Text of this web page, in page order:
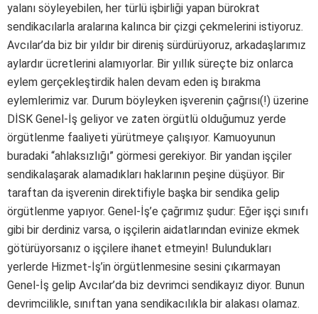
yalanı söyleyebilen, her türlü işbirliği yapan bürokrat
sendikacılarla aralarına kalınca bir çizgi çekmelerini istiyoruz.
Avcılar’da biz bir yıldır bir direniş sürdürüyoruz, arkadaşlarımız
aylardır ücretlerini alamıyorlar. Bir yıllık süreçte biz onlarca
eylem gerçekleştirdik halen devam eden iş bırakma
eylemlerimiz var. Durum böyleyken işverenin çağrısı(!) üzerine
DİSK Genel-İş geliyor ve zaten örgütlü olduğumuz yerde
örgütlenme faaliyeti yürütmeye çalışıyor. Kamuoyunun
buradaki “ahlaksızlığı” görmesi gerekiyor. Bir yandan işçiler
sendikalaşarak alamadıkları haklarının peşine düşüyor. Bir
taraftan da işverenin direktifiyle başka bir sendika gelip
örgütlenme yapıyor. Genel-İş’e çağrımız şudur: Eğer işçi sınıfı
gibi bir derdiniz varsa, o işçilerin aidatlarından evinize ekmek
götürüyorsanız o işçilere ihanet etmeyin! Bulundukları
yerlerde Hizmet-İş’in örgütlenmesine sesini çıkarmayan
Genel-İş gelip Avcılar’da biz devrimci sendikayız diyor. Bunun
devrimcilikle, sınıftan yana sendikacılıkla bir alakası olamaz.